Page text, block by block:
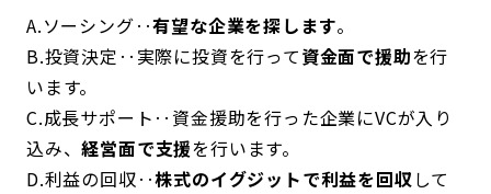
A.ソーシング‥有望な企業を探します。
B.投資決定‥実際に投資を行って資金面で援助を行
います。
C.成長サポート‥資金援助を行った企業にVCが入り
込み、経営面で支援を行います。
D.利益の回収‥株式のイグジットで利益を回収 して